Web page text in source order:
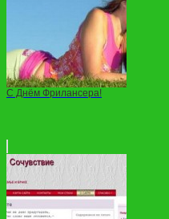
С Днём Фрилансера!